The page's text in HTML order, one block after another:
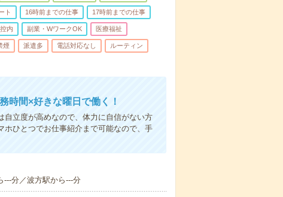
ト 16時前までの仕事 17時前までの仕事
内 副業・WワークOK 医療福祉
煙 派遣多 電話対応なし ルーティン
時間×好きな曜日で働く！
立度が高めなので、体力に自信がない方
ひとつでお仕事紹介まで可能なので、手
---分／波方駅から---分